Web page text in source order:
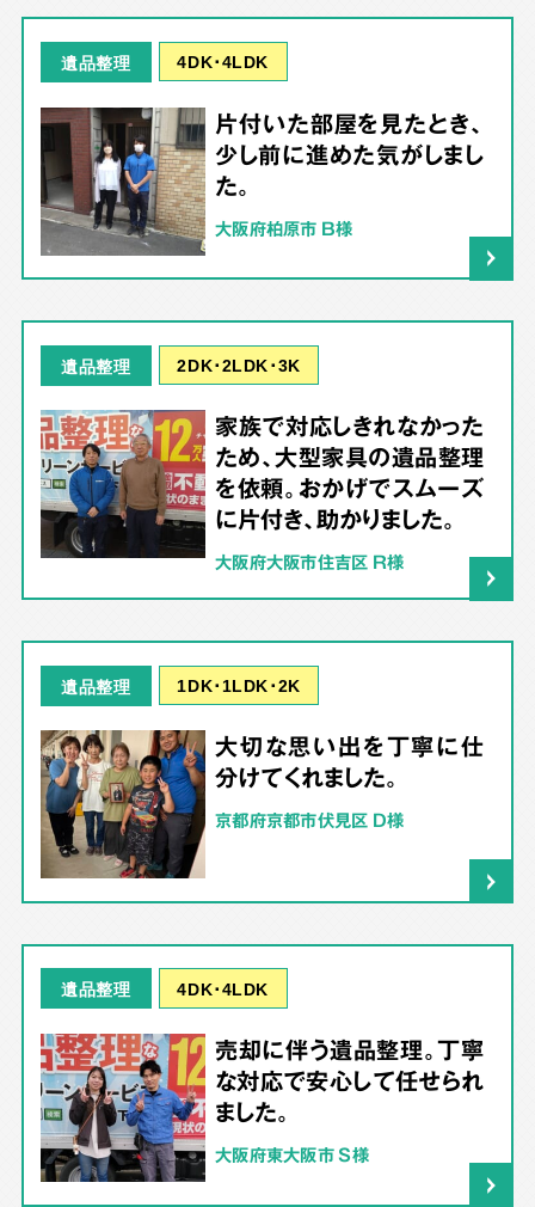
遺品整理 4DK･4LDK
片付いた部屋を見たとき、
少し前に進めた気がしまし
た。
大阪府柏原市 B様
遺品整理 2DK･2LDK･3K
家族で対応しきれなかった
ため、大型家具の遺品整理
を依頼。おかげでスムーズ
に片付き、助かりました。
大阪府大阪市住吉区 R様
遺品整理 1DK･1LDK･2K
大切な思い出を丁寧に仕
分けてくれました。
京都府京都市伏見区 D様
遺品整理 4DK･4LDK
売却に伴う遺品整理。丁寧
な対応で安心して任せられ
ました。
大阪府東大阪市 S様